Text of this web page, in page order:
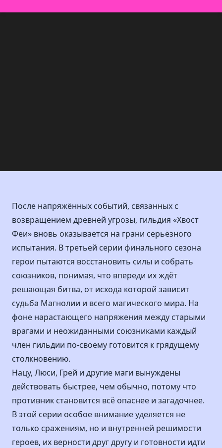
После напряжённых событий, связанных с
возвращением древней угрозы, гильдия «Хвост
Феи» вновь оказывается на грани серьёзного
испытания. В третьей серии финального сезона
герои пытаются восстановить силы и собрать
союзников, понимая, что впереди их ждёт
решающая битва, от исхода которой зависит
судьба Магнолии и всего магического мира. На
фоне нарастающего напряжения между старыми
врагами и неожиданными союзниками каждый
член гильдии по-своему готовится к грядущему
столкновению.
Нацу, Люси, Грей и другие маги вынуждены
действовать быстрее, чем обычно, потому что
противник становится всё опаснее и загадочнее.
В этой серии особое внимание уделяется не
только сражениям, но и внутренней решимости
героев, их верности друг другу и готовности идти